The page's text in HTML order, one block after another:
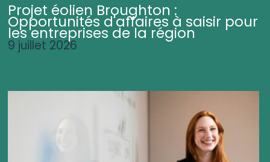
Projet éolien Broughton :
Opportunités d'affaires à saisir pour
les entreprises de la région
9 juillet 2026